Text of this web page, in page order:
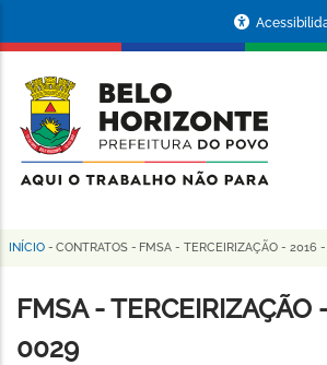
conteúdo
principal
da
Prefeitura
de
Horizonte
Trilha
de
navegação
INÍCIO - CONTRATOS - FMSA - TERCEIRIZAÇÃO - 2016
FMSA - TERCEIRIZAÇÃO
0029